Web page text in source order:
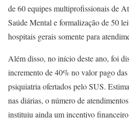
de 60 equipes multiprofissionais de
Saúde Mental e formalização de 50
hospitais gerais somente para
Além disso, no início deste ano, foi
incremento de 40% no valor pago
psiquiatria ofertados pelo SUS.
nas diárias, o número de
instituiu ainda um incentivo